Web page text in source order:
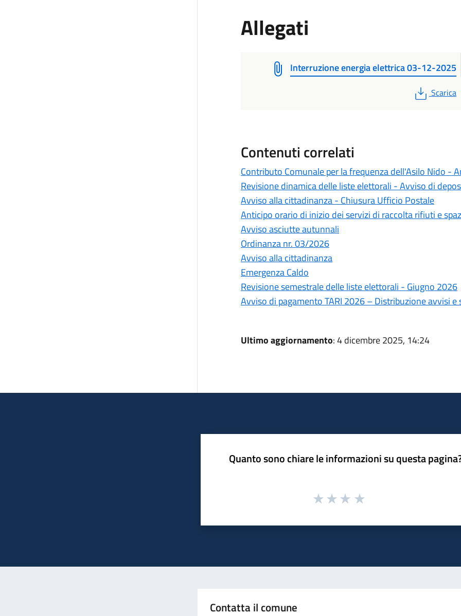
Allegati
Interruzione energia elettrica 03-12-2025
PDF
Scarica
Contenuti correlati
Contributo Comunale per la frequenza dell'Asilo Nido -
Revisione dinamica delle liste elettorali - Avviso di
Avviso alla cittadinanza - Chiusura Ufficio Postale
Anticipo orario di inizio dei servizi di raccolta rifiuti e
Avviso asciutte autunnali
Ordinanza nr. 03/2026
Avviso alla cittadinanza
Emergenza Caldo
Revisione semestrale delle liste elettorali - Giugno 2026
Avviso di pagamento TARI 2026 – Distribuzione avvisi e
Ultimo aggiornamento: 4 dicembre 2025, 14:24
Quanto sono chiare le informazioni su questa
Contatta il comune